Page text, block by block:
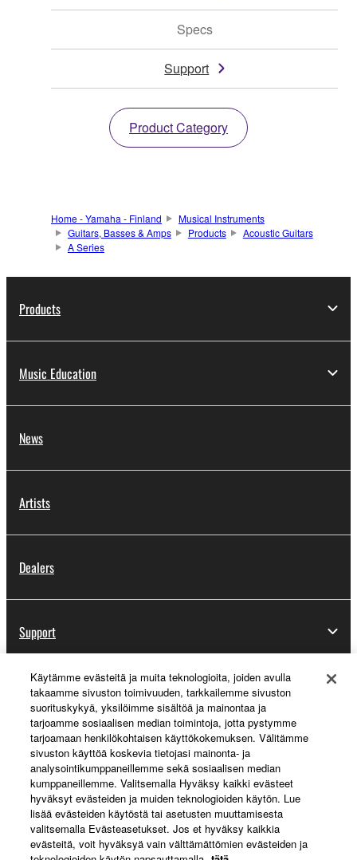
Specs
Support
Product Category
Home - Yamaha - Finland
Musical Instruments
Guitars, Basses & Amps
Products
Acoustic Guitars
A Series
Products
Music Education
News
Artists
Dealers
Support
Yamaha Music ID Registration
About Yamaha
Suomi - English
Business
Käytämme evästeitä ja muita teknologioita, joiden avulla
takaamme sivuston toimivuuden, tarkkailemme sivuston
suorituskykyä, yksilöimme sisältöä ja mainontaa ja
tarjoamme sosiaalisen median toimintoja, jotta pystymme
tarjoamaan henkilökohtaisen käyttökokemuksen. Välitämme
sivuston käyttöä koskevia tietojasi mainonta- ja
analysointikumppaneillemme sekä sosiaalisen median
kumppaneillemme. Valitsemalla Hyväksy kaikki evästeet
hyväksyt evästeiden ja muiden teknologioiden käytön. Lue
lisää evästeiden käytöstä tai asetusten muuttamisesta
valitsemalla Evästeasetukset. Jos et hyväksy kaikkia
evästeitä, voit hyväksyä vain välttämättömien evästeiden ja